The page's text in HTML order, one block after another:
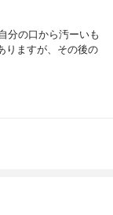
分の口から汚ーいも
りますが、その後の